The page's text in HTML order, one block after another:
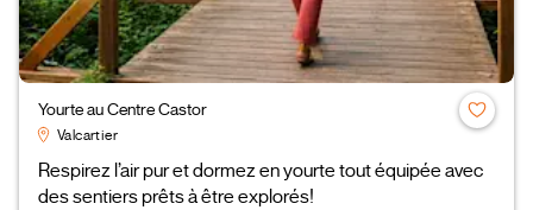
Yourte au Centre Castor
Valcartier
Respirez l’air pur et dormez en yourte tout équipée avec
des sentiers prêts à être explorés!